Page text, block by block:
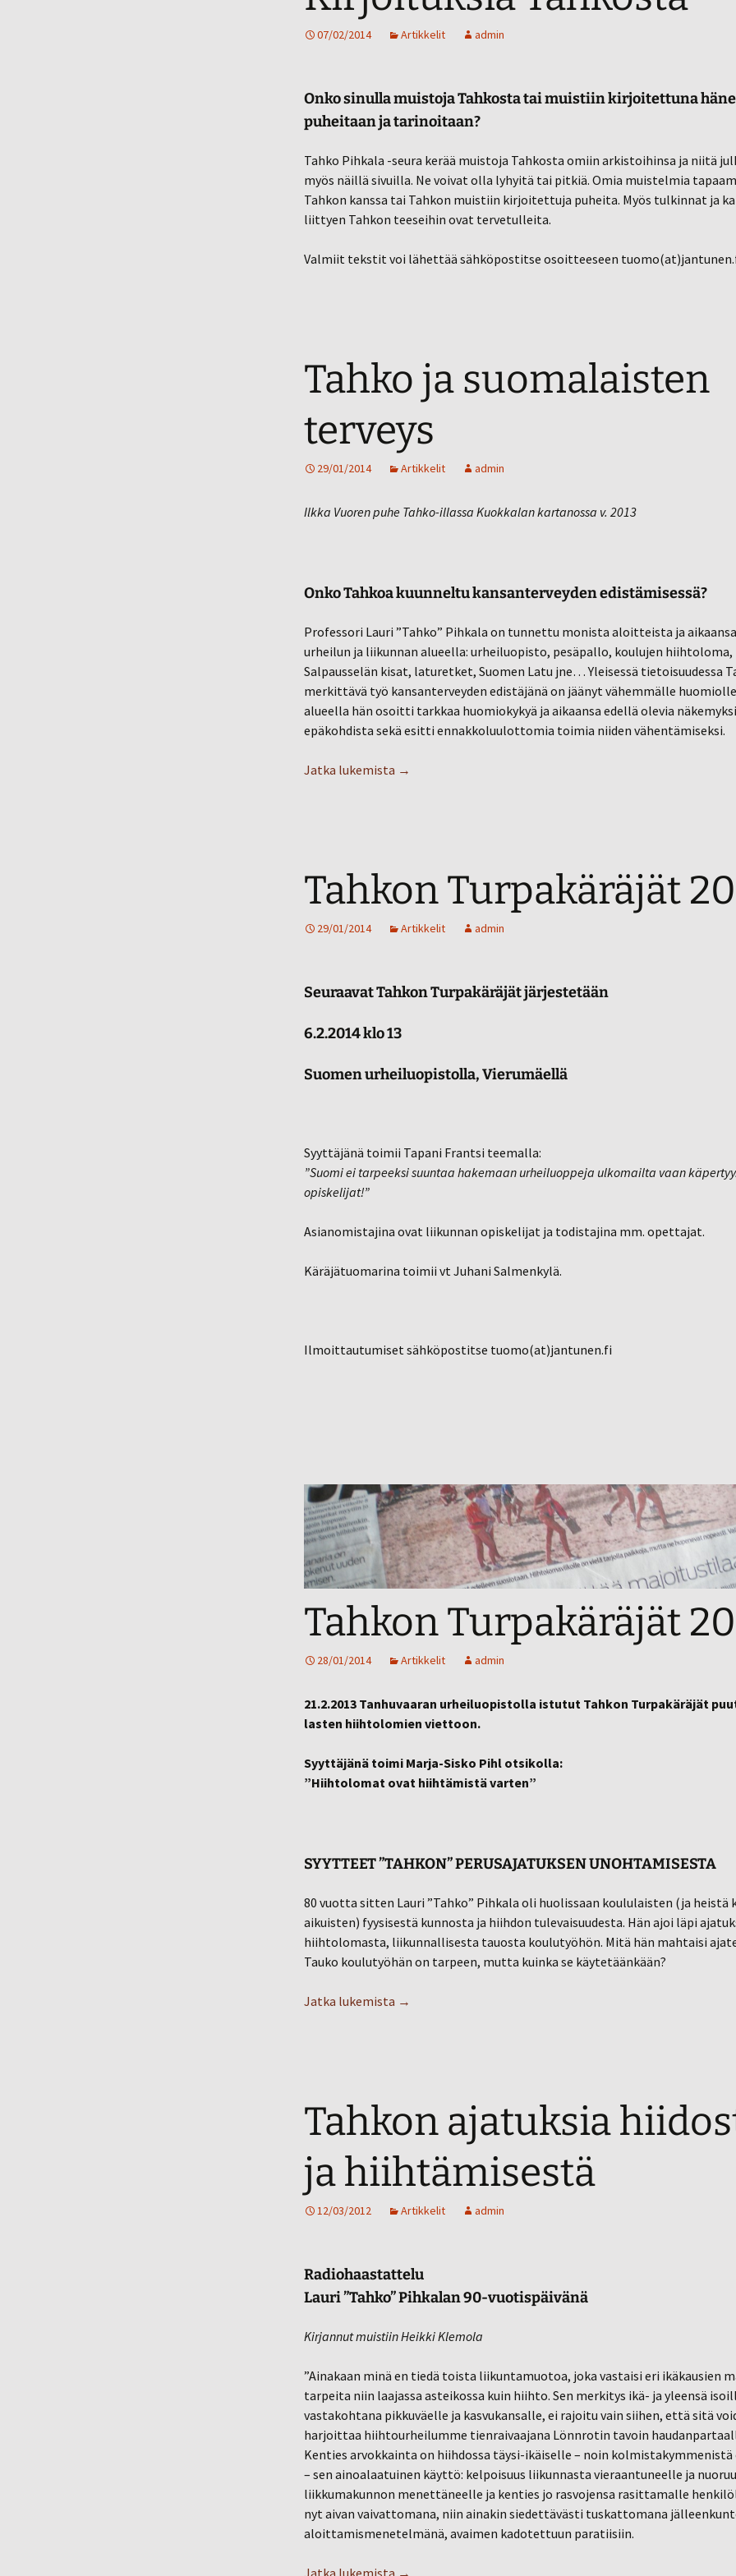
Tahko museoissa ja
07/02/2014 Artikkelit admin
Onko sinulla muistoja Tahkosta tai muistiin kirjoitettuna
puheitaan ja tarinoitaan?
Tahko Pihkala -seura kerää muistoja Tahkosta omiin arkistoihinsa ja niitä
myös näillä sivuilla. Ne voivat olla lyhyitä tai pitkiä. Omia muistelmia
Tahkon kanssa tai Tahkon muistiin kirjoitettuja puheita. Myös tulkinnat ja
liittyen Tahkon teeseihin ovat tervetulleita.
Valmiit tekstit voi lähettää sähköpostitse osoitteeseen
Tahko ja suomalaisten
terveys
29/01/2014 Artikkelit admin
Ilkka Vuoren puhe Tahko-illassa Kuokkalan kartanossa v. 2013
Onko Tahkoa kuunneltu kansanterveyden edistämisessä?
Professori Lauri ”Tahko” Pihkala on tunnettu monista aloitteista ja
urheilun ja liikunnan alueella: urheiluopisto, pesäpallo, koulujen hiihtoloma,
Salpausselän kisat, laturetket, Suomen Latu jne… Yleisessä tietoisuudessa
merkittävä työ kansanterveyden edistäjänä on jäänyt vähemmälle
alueella hän osoitti tarkkaa huomiokykyä ja aikaansa edellä olevia
epäkohdista sekä esitti ennakkoluulottomia toimia niiden vähentämiseksi.
Jatka lukemista Tahko ja suomalaisten terveys
→
Tahkon Turpakäräjät
29/01/2014 Artikkelit admin
Seuraavat Tahkon Turpakäräjät järjestetään
6.2.2014 klo 13
Suomen urheiluopistolla, Vierumäellä
Syyttäjänä toimii Tapani Frantsi teemalla:
”Suomi ei tarpeeksi suuntaa hakemaan urheiluoppeja ulkomailta vaan
opiskelijat!”
Asianomistajina ovat liikunnan opiskelijat ja todistajina mm. opettajat.
Käräjätuomarina toimii vt Juhani Salmenkylä.
Ilmoittautumiset sähköpostitse tuomo(at)jantunen.fi
Tahkon Turpakäräjät
28/01/2014 Artikkelit admin
21.2.2013 Tanhuvaaran urheiluopistolla istutut Tahkon Turpakäräjät
lasten hiihtolomien viettoon.
Syyttäjänä toimi Marja-Sisko Pihl otsikolla:
”Hiihtolomat ovat hiihtämistä varten”
SYYTTEET ”TAHKON” PERUSAJATUKSEN UNOHTAMISESTA
80 vuotta sitten Lauri ”Tahko” Pihkala oli huolissaan koululaisten (ja heistä
aikuisten) fyysisestä kunnosta ja hiihdon tulevaisuudesta. Hän ajoi läpi
hiihtolomasta, liikunnallisesta tauosta koulutyöhön. Mitä hän mahtaisi
Tauko koulutyöhän on tarpeen, mutta kuinka se käytetäänkään?
Jatka lukemista Tahkon Turpakäräjät 2013
→
Tahkon ajatuksia
ja hiihtämisestä
12/03/2012 Artikkelit admin
Radiohaastattelu
Lauri ”Tahko” Pihkalan 90-vuotispäivänä
Kirjannut muistiin Heikki Klemola
”Ainakaan minä en tiedä toista liikuntamuotoa, joka vastaisi eri ikäkausien
tarpeita niin laajassa asteikossa kuin hiihto. Sen merkitys ikä- ja yleensä
vastakohtana pikkuväelle ja kasvukansalle, ei rajoitu vain siihen, että sitä
harjoittaa hiihtourheilumme tienraivaajana Lönnrotin tavoin
Kenties arvokkainta on hiihdossa täysi-ikäiselle – noin
– sen ainoalaatuinen käyttö: kelpoisuus liikunnasta vieraantuneelle ja
liikkumakunnon menettäneelle ja kenties jo rasvojensa rasittamalle
nyt aivan vaivattomana, niin ainakin siedettävästi tuskattomana
aloittamismenetelmänä, avaimen kadotettuun paratiisiin.
Tahkon ajatuksia hiidosta ja hiihtämisestä